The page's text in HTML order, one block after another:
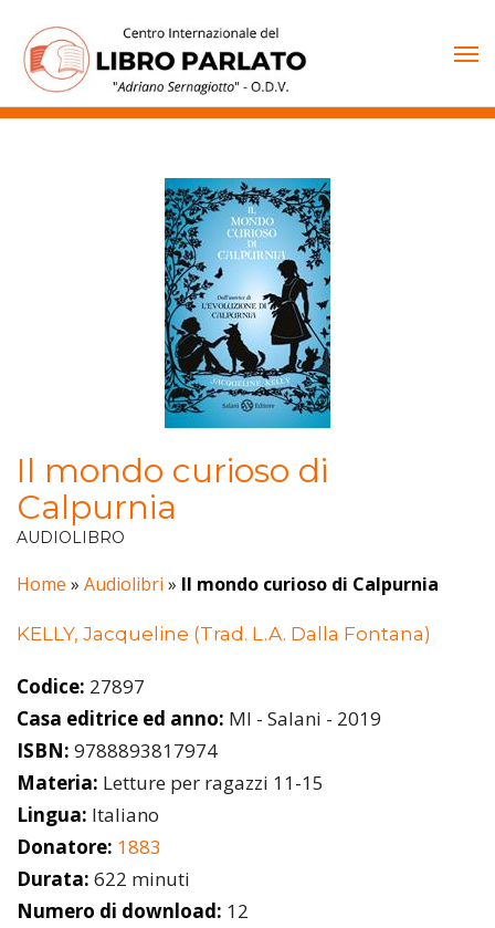
contenuto
Il mondo curioso di
Calpurnia
AUDIOLIBRO
Home » Audiolibri » Il mondo curioso di Calpurnia
KELLY, Jacqueline (Trad. L.A. Dalla Fontana)
Codice: 27897
Casa editrice ed anno: MI - Salani - 2019
ISBN: 9788893817974
Materia: Letture per ragazzi 11-15
Lingua: Italiano
Donatore: 1883
Durata: 622 minuti
Numero di download: 12